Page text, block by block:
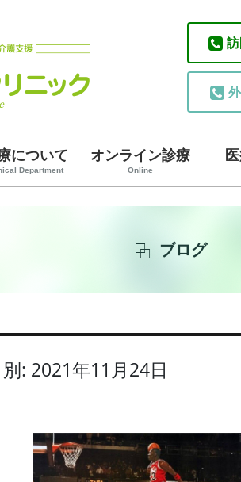
について
Department
オンライン診療
Online
ブログ
別: 2021年11月24日